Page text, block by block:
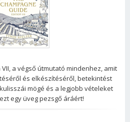
a végső útmutató mindenhez, amit
és elkészítéséről, betekintést
mögé és a legjobb vételeket
egy üveg pezsgő áráért!